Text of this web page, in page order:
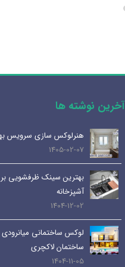
آخرین نوشته ها
هنرلوکس سازی سرویس
1405-02-07
بهترین سینک ظرفشویی
آشپزخانه
1404-12-02
لوکس ساختمانی
ساختمان لاکچری
1404-11-05